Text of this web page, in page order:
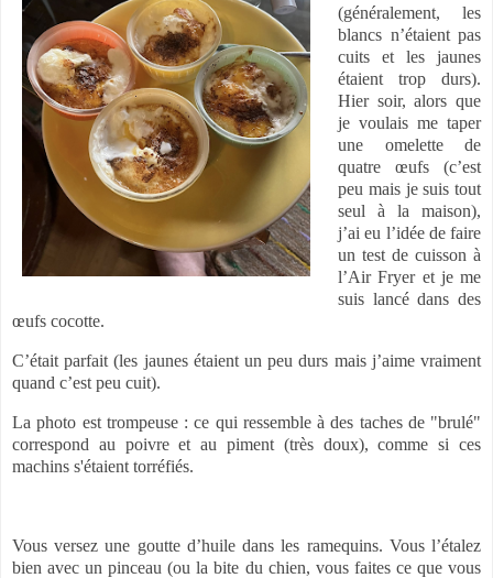
(généralement, les
blancs n’étaient pas
cuits et les jaunes
étaient trop durs).
Hier soir, alors que
je voulais me taper
une omelette de
quatre œufs (c’est
peu mais je suis tout
seul à la maison),
j’ai eu l’idée de faire
un test de cuisson à
l’Air Fryer et je me
suis lancé dans des
œufs cocotte.
C’était parfait (les jaunes étaient un peu durs mais j’aime vraiment
quand c’est peu cuit).
La photo est trompeuse : ce qui ressemble à des taches de "brulé"
correspond au poivre et au piment (très doux), comme si ces
machins s'étaient torréfiés.
Vous versez une goutte d’huile dans les ramequins. Vous l’étalez
bien avec un pinceau (ou la bite du chien, vous faites ce que vous